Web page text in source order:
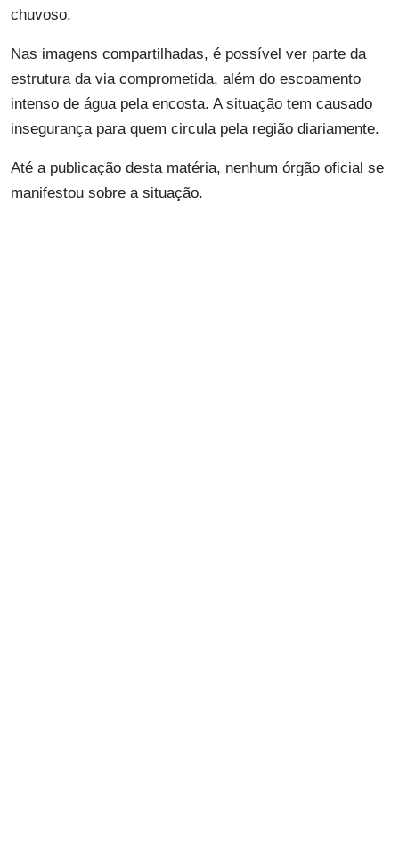
chuvoso.
Nas imagens compartilhadas, é possível ver parte da
estrutura da via comprometida, além do escoamento
intenso de água pela encosta. A situação tem causado
insegurança para quem circula pela região diariamente.
Até a publicação desta matéria, nenhum órgão oficial se
manifestou sobre a situação.